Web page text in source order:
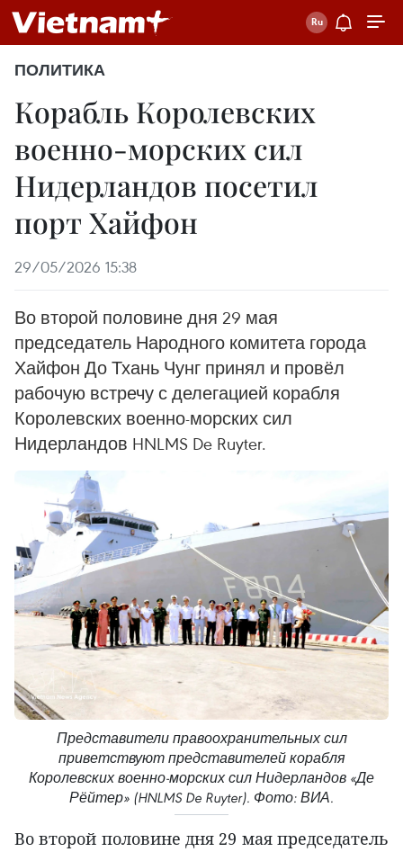
ПОЛИТИКА
Корабль Королевских
военно-морских сил
Нидерландов посетил
порт Хайфон
29/05/2026 15:38
Во второй половине дня 29 мая
председатель Народного комитета города
Хайфон До Тхань Чунг принял и провёл
рабочую встречу с делегацией корабля
Королевских военно-морских сил
Нидерландов HNLMS De Ruyter.
Представители правоохранительных сил
приветствуют представителей корабля
Королевских военно-морских сил Нидерландов «Де
Рёйтер» (HNLMS De Ruyter). Фото: ВИА.
Во второй половине дня 29 мая председатель